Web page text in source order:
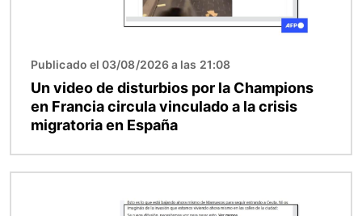
Publicado el 03/08/2026 a las 21:08
Un video de disturbios por la Champions
en Francia circula vinculado a la crisis
migratoria en España